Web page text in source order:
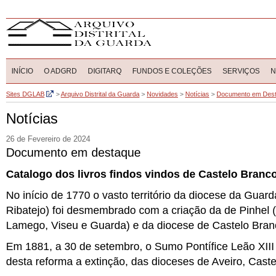
INÍCIO O ADGRD DIGITARQ FUNDOS E COLEÇÕES SERVIÇOS
Sites DGLAB >Arquivo Distrital da Guarda > Novidades > Notícias > Documento em
Notícias
26 de Fevereiro de 2024
Documento em destaque
Catalogo dos livros findos vindos de Castelo
No início de 1770 o vasto território da diocese da
Ribatejo) foi desmembrado com a criação da de
Lamego, Viseu e Guarda) e da diocese de Castelo
Em 1881, a 30 de setembro, o Sumo Pontífice Leão
desta reforma a extinção, das dioceses de Aveiro,